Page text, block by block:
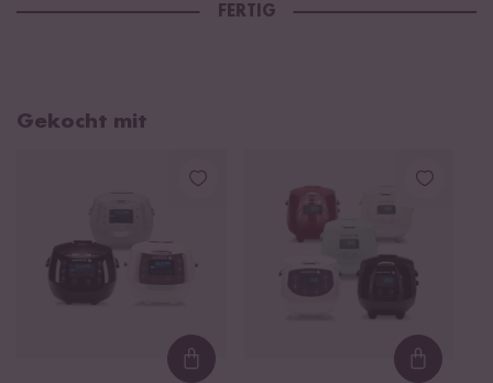
FERTIG
Gekocht mit
Loading...